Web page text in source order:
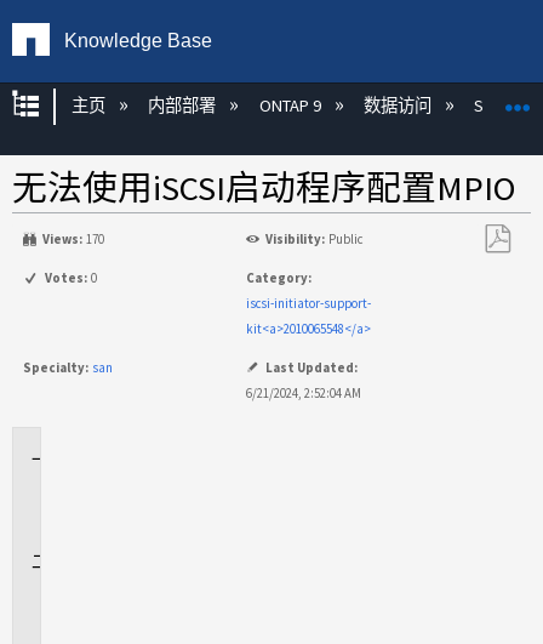
Knowledge Base
扩展/隐缩全局层次
主页 内部部署 ONTAP 9 数据访问 SAN
无法使用iSCSI启动程序配置MPIO
Views: 170 Visibility: Public
Votes: 0
Category:
iscsi-initiator-support-
kit<a>2010065548</a>
Specialty: san
Last Updated:
6/21/2024, 2:52:04 AM